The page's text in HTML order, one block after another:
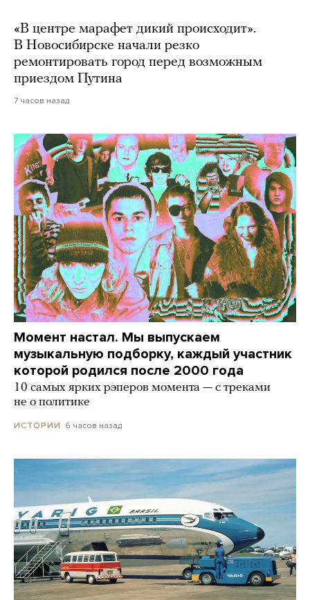
«В центре марафет дикий происходит».
В Новосибирске начали резко
ремонтировать город перед возможным
приездом Путина
7 часов назад
Момент настал. Мы выпускаем
музыкальную подборку, каждый участник
которой родился после 2000 года
10 самых ярких рэперов момента — с треками
не о политике
ИСТОРИИ 6 часов назад